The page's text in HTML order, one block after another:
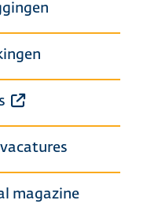
Opent een externe
magazine